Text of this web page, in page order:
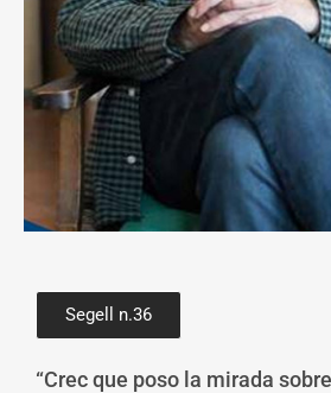
Segell n.36
“Crec que poso la mirada